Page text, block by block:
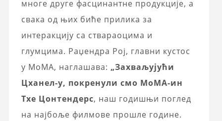
многе друге фасцинантне продукције, а
свака од њих биће прилика за
интеракцију са ствараоцима и
глумцима. Раџендра Рој, главни кустос
у МоМА, наглашава: „Захваљујући
Цханел-у, покренули смо МоМА-ин
Тхе Цонтендерс, наш годишњи поглед
на најбоље филмове прошле године.